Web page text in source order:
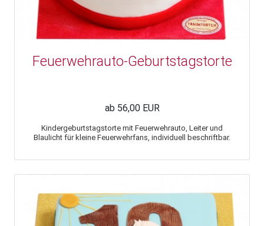
Feuerwehrauto-Geburtstagstorte
ab 56,00 EUR
Kindergeburtstagstorte mit Feuerwehrauto, Leiter und
Blaulicht für kleine Feuerwehrfans, individuell beschriftbar.